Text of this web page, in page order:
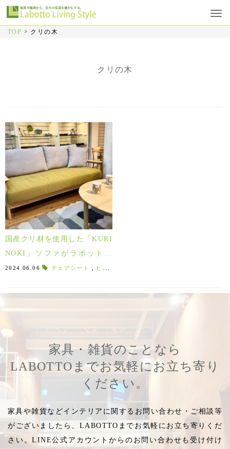
TOP > クリの木
クリの木
国産クリ材を使用した「KURI
NOKI」ソファがラボットオ
リジナルの張り生地で新登
2024.06.06 チェアシート ヒダパートナー
家具・雑貨のことなら
LABOTTOまでお気軽にお立ち寄り
ください。
家具や雑貨などインテリアに関するお問い合わせ・ご相談等
がございましたら、LABOTTOまでお気軽にお立ち寄りくだ
さい。LINE公式アカウントからのお問い合わせも受け付け